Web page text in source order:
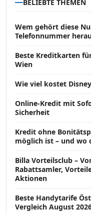
BELIEBTE THEMEN
Wem gehört diese
Telefonnummer
Beste Kreditkarten
Wien
Wie viel kostet
Online-Kredit mit
Sicherheit
Kredit ohne
möglich ist – und wo
Billa Vorteilsclub –
Rabattsamler,
Aktionen
Beste Handytarife
Vergleich August